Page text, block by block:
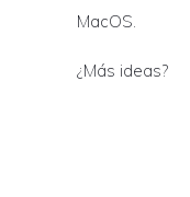
MacOS.
¿Más ideas?